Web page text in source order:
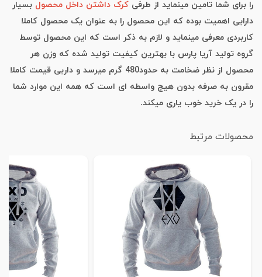
را برای شما تامین مینماید از طرفی کرک داشتن داخل محصول بسیار
دارایی اهمیت بوده که این محصول را به عنوان یک محصول کاملا
کاربردی معرفی مینماید و لازم به ذکر است که این محصول توسط
گروه تولید آریا پارس با بهترین کیفیت تولید شده که وزن هر
محصول از نظر ضخامت به حدود480 گرم میرسد و داریی قیمت کاملا
مقرون به صرفه بدون هیچ واسطه ای است که همه این موارد شما
را در یک خرید خوب یاری میکند.
محصولات مرتبط